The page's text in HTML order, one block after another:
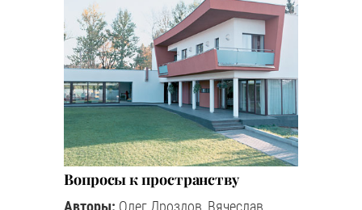
Вопросы к пространству